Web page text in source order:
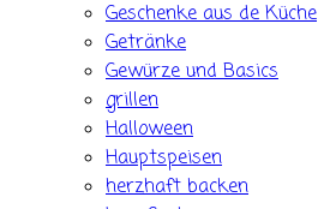
Geschenke aus de Küche
Getränke
Gewürze und Basics
grillen
Halloween
Hauptspeisen
herzhaft backen